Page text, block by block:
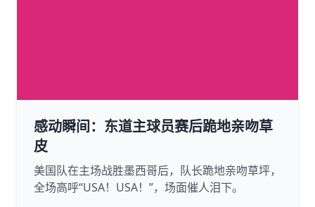
感动瞬间：东道主球员赛后跪地亲吻草
皮
美国队在主场战胜墨西哥后，队长跪地亲吻草坪，
全场高呼“USA！USA！”，场面催人泪下。